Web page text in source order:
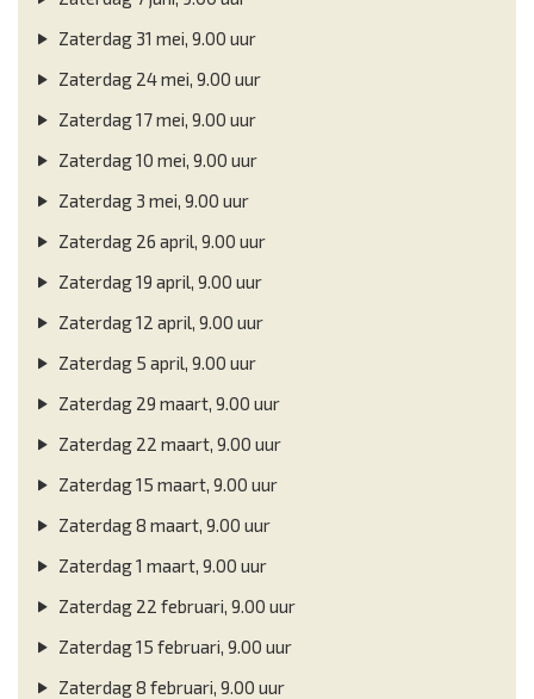
Zaterdag 31 mei, 9.00 uur
Zaterdag 24 mei, 9.00 uur
Zaterdag 17 mei, 9.00 uur
Zaterdag 10 mei, 9.00 uur
Zaterdag 3 mei, 9.00 uur
Zaterdag 26 april, 9.00 uur
Zaterdag 19 april, 9.00 uur
Zaterdag 12 april, 9.00 uur
Zaterdag 5 april, 9.00 uur
Zaterdag 29 maart, 9.00 uur
Zaterdag 22 maart, 9.00 uur
Zaterdag 15 maart, 9.00 uur
Zaterdag 8 maart, 9.00 uur
Zaterdag 1 maart, 9.00 uur
Zaterdag 22 februari, 9.00 uur
Zaterdag 15 februari, 9.00 uur
Zaterdag 8 februari, 9.00 uur